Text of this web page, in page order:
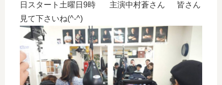
日スタート土曜日9時 主演中村蒼さん 皆さん
見て下さいね(^-^)